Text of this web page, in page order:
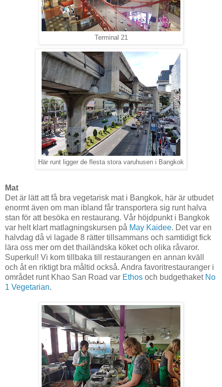
Terminal 21
Här runt ligger de flesta stora varuhusen i Bangkok
Mat
Det är lätt att få bra vegetarisk mat i Bangkok, här är utbudet
enormt även om man ibland får transportera sig runt halva
stan för att besöka en restaurang. Vår höjdpunkt i Bangkok
var helt klart matlagningskursen på May Kaidee. Det var en
halvdag då vi lagade 8 rätter tillsammans och samtidigt fick
lära oss mer om det thailändska köket och olika råvaror.
Superkul! Vi kom tillbaka till restaurangen en annan kväll
och åt en riktigt bra måltid också. Andra favoritrestauranger i
området runt Khao San Road var Ethos och budgethaket No
1 Vegetarian.